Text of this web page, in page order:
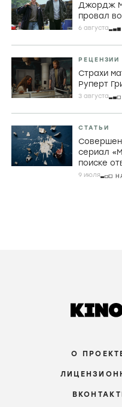
Джордж
провал
6 августа
РЕЦЕНЗИИ
Страхи
Руперт
3 августа
СТАТЬИ
сериал
поиске
9 июля
О